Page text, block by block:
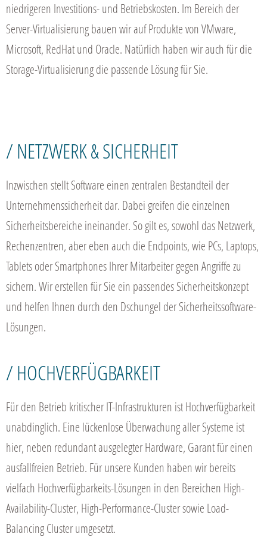
niedrigeren Investitions- und Betriebskosten. Im Bereich der
Server-Virtualisierung bauen wir auf Produkte von VMware,
Microsoft, RedHat und Oracle. Natürlich haben wir auch für die
Storage-Virtualisierung die passende Lösung für Sie.
/ NETZWERK & SICHERHEIT
Inzwischen stellt Software einen zentralen Bestandteil der
Unternehmenssicherheit dar. Dabei greifen die einzelnen
Sicherheitsbereiche ineinander. So gilt es, sowohl das Netzwerk,
Rechenzentren, aber eben auch die Endpoints, wie PCs, Laptops,
Tablets oder Smartphones Ihrer Mitarbeiter gegen Angriffe zu
sichern. Wir erstellen für Sie ein passendes Sicherheitskonzept
und helfen Ihnen durch den Dschungel der Sicherheitssoftware-
Lösungen.
/ HOCHVERFÜGBARKEIT
Für den Betrieb kritischer IT-Infrastrukturen ist Hochverfügbarkeit
unabdinglich. Eine lückenlose Überwachung aller Systeme ist
hier, neben redundant ausgelegter Hardware, Garant für einen
ausfallfreien Betrieb. Für unsere Kunden haben wir bereits
vielfach Hochverfügbarkeits-Lösungen in den Bereichen High-
Availability-Cluster, High-Performance-Cluster sowie Load-
Balancing Cluster umgesetzt.